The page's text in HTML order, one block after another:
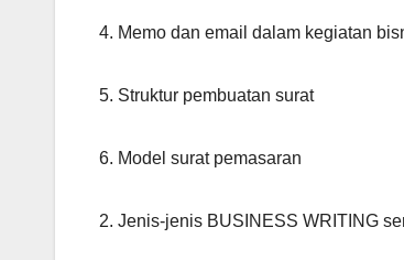
4. Memo dan email dalam kegiatan
5. Struktur pembuatan surat
6. Model surat pemasaran
2. Jenis-jenis BUSINESS WRITING